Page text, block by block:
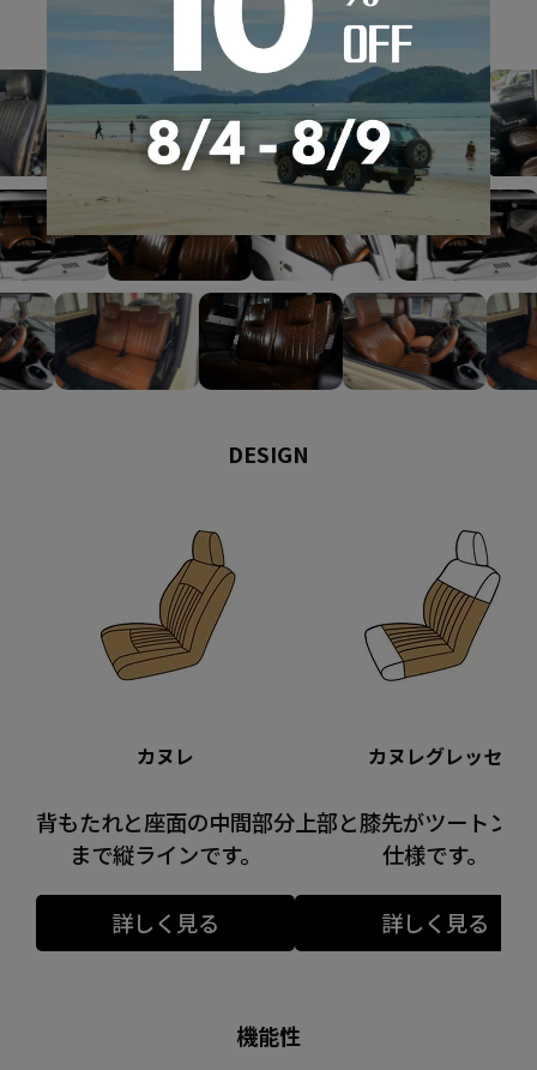
DESIGN
カヌレ
背もたれと座面の中間部分
まで縦ラインです。
詳しく見る
カヌレグレッセ
上部と膝先がツートン
仕様です。
詳しく見る
機能性